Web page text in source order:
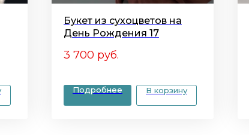
Букет из сухоцветов на
День Рождения 17
3 700 руб.
Подробнее В корзину